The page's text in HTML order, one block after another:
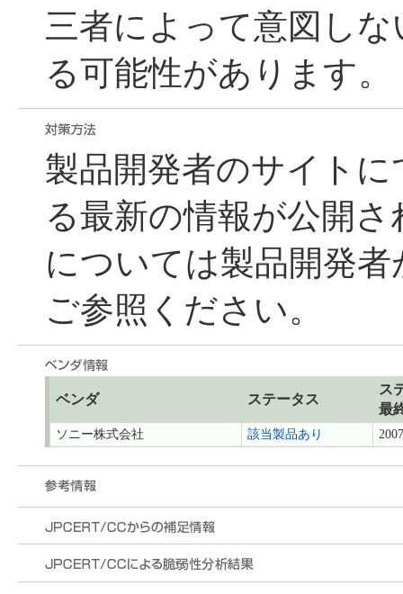
三者によって意図し
る可能性があります。
製品開発者のサイト
る最新の情報が公開
については製品開発
ご参照ください。
ベンダ ステータス
ス
最
ソニー株式会社 該当製品あり